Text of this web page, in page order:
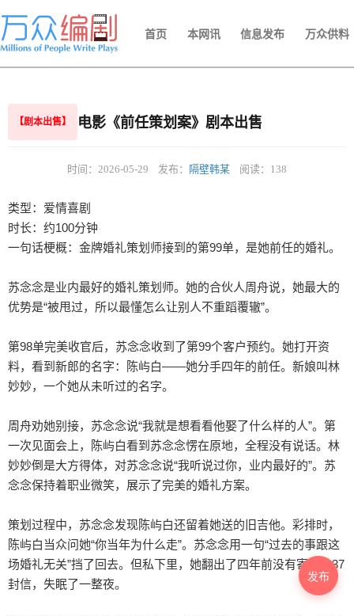
首页 本网讯 信息发布 万众供料
发布
【剧本出售】 电影《前任策划案》剧本出售
时间：2026-05-29 发布： 隔壁韩某 阅读：138
类型：爱情喜剧
时长：约100分钟
一句话梗概：金牌婚礼策划师接到的第99单，是她前任的婚礼。
苏念念是业内最好的婚礼策划师。她的合伙人周舟说，她最大的
优势是“被甩过，所以最懂怎么让别人不重蹈覆辙”。
第98单完美收官后，苏念念收到了第99个客户预约。她打开资
料，看到新郎的名字：陈屿白——她分手四年的前任。新娘叫林
妙妙，一个她从未听过的名字。
周舟劝她别接，苏念念说“我就是想看看他娶了什么样的人”。第
一次见面会上，陈屿白看到苏念念愣在原地，全程没有说话。林
妙妙倒是大方得体，对苏念念说“我听说过你，业内最好的”。苏
念念保持着职业微笑，展示了完美的婚礼方案。
策划过程中，苏念念发现陈屿白还留着她送的旧吉他。彩排时，
陈屿白当众问她“你当年为什么走”。苏念念用一句“过去的事跟这
场婚礼无关”挡了回去。但私下里，她翻出了四年前没有寄出的37
封信，失眠了一整夜。